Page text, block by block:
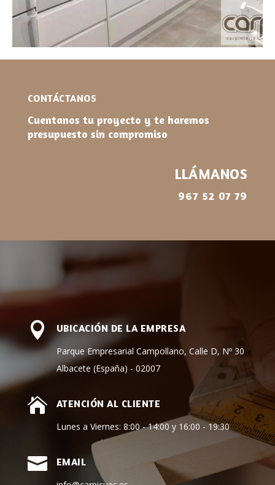
CONTÁCTANOS
Cuentanos tu proyecto y te haremos
presupuesto sin compromiso
LLÁMANOS
967 52 07 79
 UBICACIÓN DE LA EMPRESA
Parque Empresarial Campollano, Calle D, Nº 30
Albacete (España) - 02007
 ATENCIÓN AL CLIENTE
Lunes a Viernes: 8:00 - 14:00 y 16:00 - 19:30
 EMAIL